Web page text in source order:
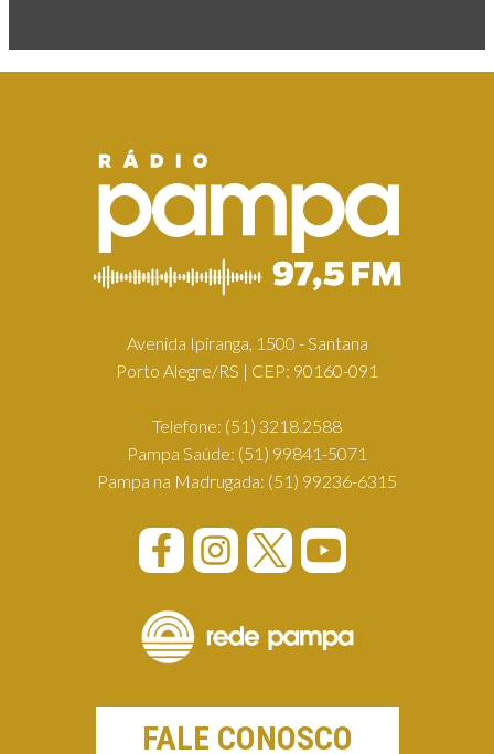
Avenida Ipiranga, 1500 - Santana
Porto Alegre/RS | CEP: 90160-091
Telefone: (51) 3218.2588
Pampa Saúde: (51) 99841-5071
Pampa na Madrugada: (51) 99236-6315
FALE CONOSCO